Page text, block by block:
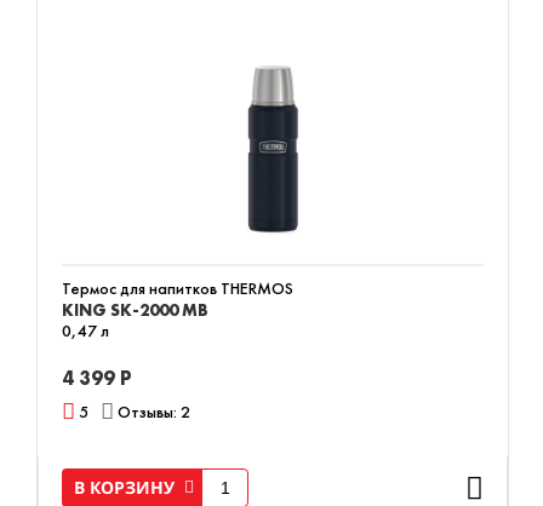
Термос для напитков THERMOS
KING SK-2000 MB
0,47 л
4 399 Р
5 Отзывы: 2
В КОРЗИНУ